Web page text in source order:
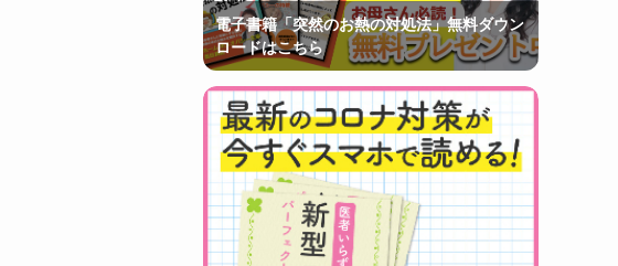
電子書籍「突然のお熱の対処法」無料ダウン
ロードはこちら